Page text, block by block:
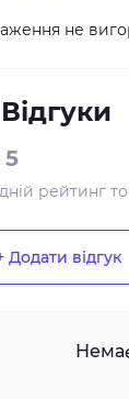
не
Відгуки
рейтинг
Додати відгук